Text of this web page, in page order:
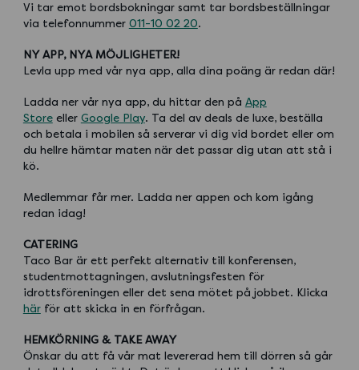
Vi tar emot bordsbokningar samt tar bordsbeställningar
via telefonnummer 011-10 02 20.
NY APP, NYA MÖJLIGHETER!
Levla upp med vår nya app, alla dina poäng är redan där!
Ladda ner vår nya app, du hittar den på App
Storeeller Google Play. Ta del av deals de luxe, beställa
och betala i mobilen så serverar vi dig vid bordet eller om
du hellre hämtar maten när det passar dig utan att stå i
kö.
Medlemmar får mer. Ladda ner appen och kom igång
redan idag!
CATERING
Taco Bar är ett perfekt alternativ till konferensen,
studentmottagningen, avslutningsfesten för
idrottsföreningen eller det sena mötet på jobbet. Klicka
härför att skicka in en förfrågan.
HEMKÖRNING & TAKE AWAY
Önskar du att få vår mat levererad hem till dörren så går